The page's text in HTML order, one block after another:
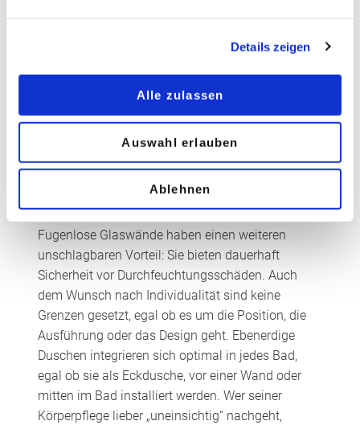
Details zeigen
Alle zulassen
Auswahl erlauben
Ablehnen
eingeschränktem Sehvermögen ebenfalls für eine
so entstehende, durchgehende Fläche ohne Fugen
ist zudem sehr pflegeleicht.
Durchfeuchtungsschäden
Fugenlose Glaswände haben einen weiteren
unschlagbaren Vorteil: Sie bieten dauerhaft
Sicherheit vor Durchfeuchtungsschäden. Auch
dem Wunsch nach Individualität sind keine
Grenzen gesetzt, egal ob es um die Position, die
Ausführung oder das Design geht. Ebenerdige
Duschen integrieren sich optimal in jedes Bad,
egal ob sie als Eckdusche, vor einer Wand oder
mitten im Bad installiert werden. Wer seiner
Körperpflege lieber „uneinsichtig“ nachgeht,